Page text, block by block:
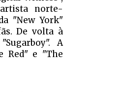
norte-
"New York"
De volta à
A
Red" e "The